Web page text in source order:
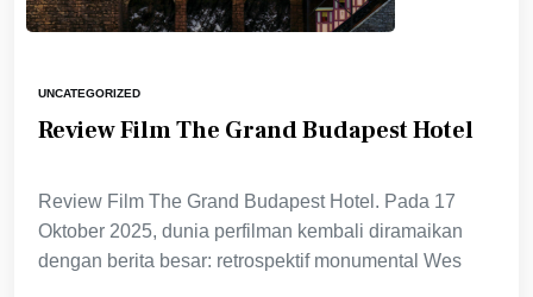
UNCATEGORIZED
Review Film The Grand Budapest Hotel
Review Film The Grand Budapest Hotel. Pada 17
Oktober 2025, dunia perfilman kembali diramaikan
dengan berita besar: retrospektif monumental Wes